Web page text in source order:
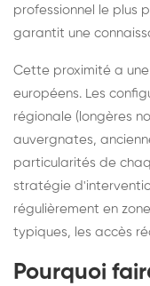
professionnel le plus
garantit une
Cette proximité a
européens. Les
régionale (longères
auvergnates,
particularités de
stratégie
régulièrement en
typiques, les accès
Pourquoi